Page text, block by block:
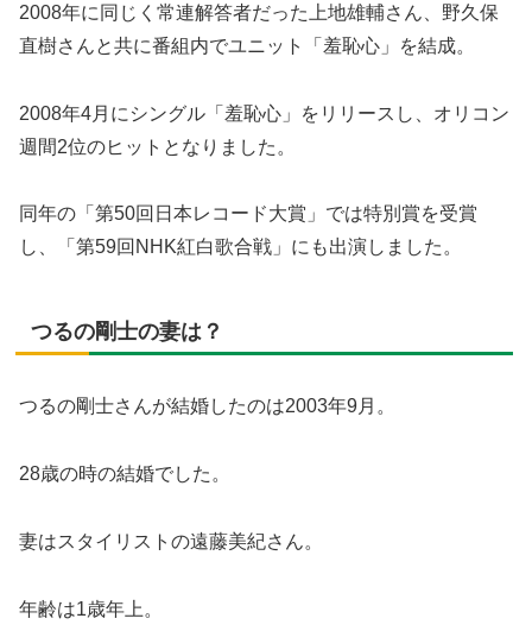
2008年に同じく常連解答者だった上地雄輔さん、野久保
直樹さんと共に番組内でユニット「羞恥心」を結成。
2008年4月にシングル「羞恥心」をリリースし、オリコン
週間2位のヒットとなりました。
同年の「第50回日本レコード大賞」では特別賞を受賞
し、「第59回NHK紅白歌合戦」にも出演しました。
つるの剛士の妻は？
つるの剛士さんが結婚したのは2003年9月。
28歳の時の結婚でした。
妻はスタイリストの遠藤美紀さん。
年齢は1歳年上。